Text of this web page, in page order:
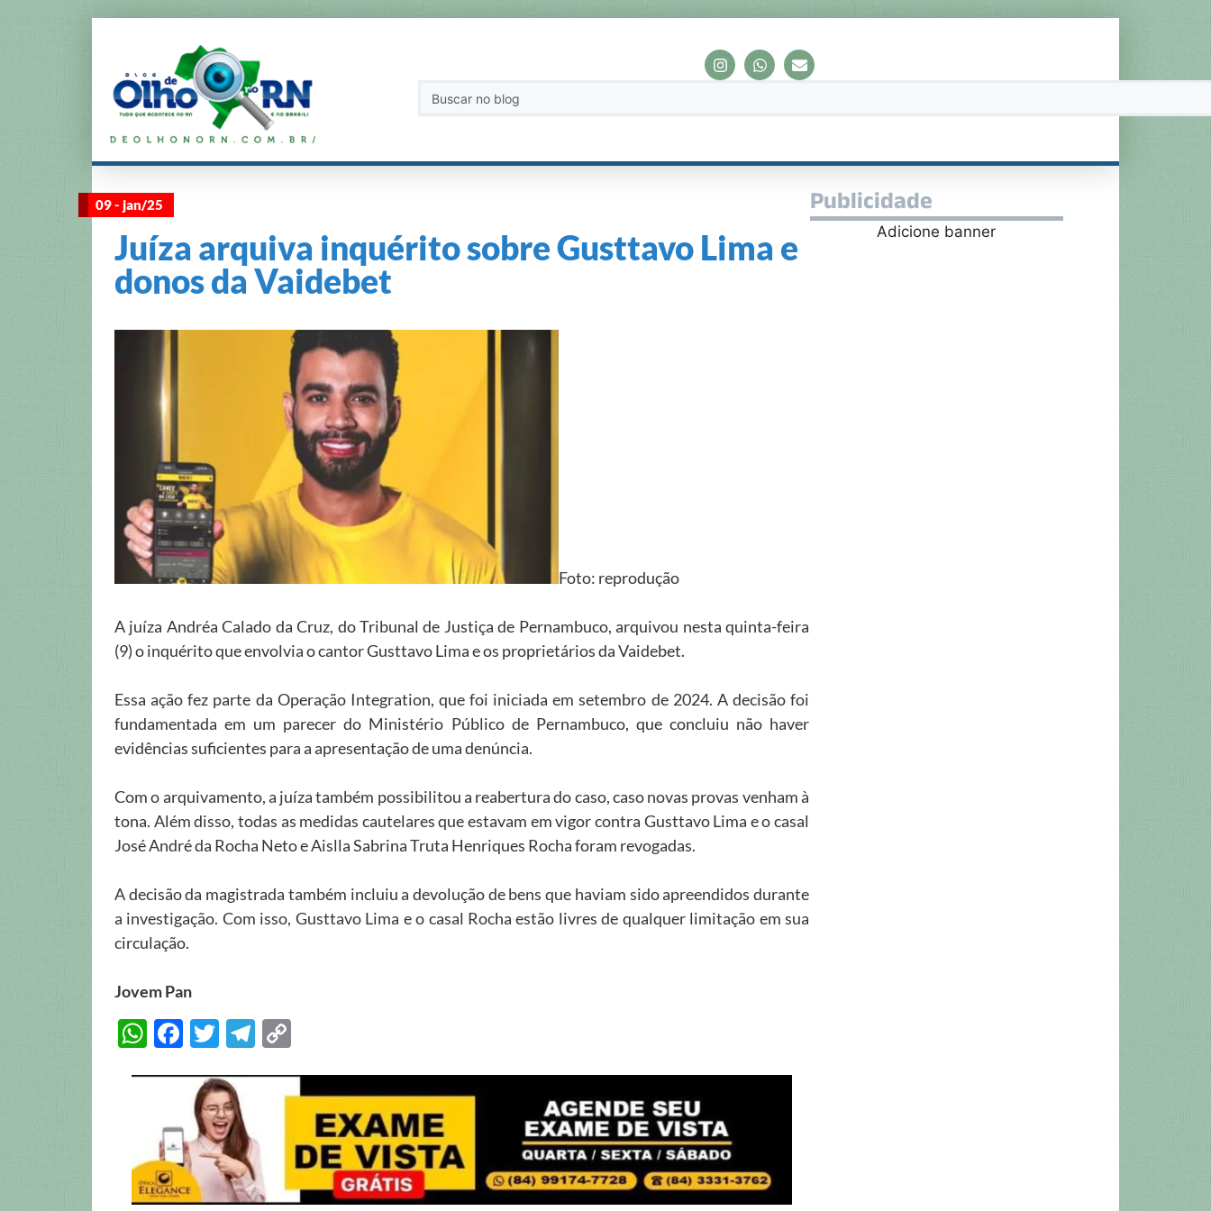
09 - jan/25
Juíza arquiva inquérito sobre Gusttavo Lima e
donos da Vaidebet
Foto: reprodução
A juíza Andréa Calado da Cruz, do Tribunal de Justiça de Pernambuco, arquivou nesta quinta-feira
(9) o inquérito que envolvia o cantor Gusttavo Lima e os proprietários da Vaidebet.
Essa ação fez parte da Operação Integration, que foi iniciada em setembro de 2024. A decisão foi
fundamentada em um parecer do Ministério Público de Pernambuco, que concluiu não haver
evidências suficientes para a apresentação de uma denúncia.
Com o arquivamento, a juíza também possibilitou a reabertura do caso, caso novas provas venham à
tona. Além disso, todas as medidas cautelares que estavam em vigor contra Gusttavo Lima e o casal
José André da Rocha Neto e Aislla Sabrina Truta Henriques Rocha foram revogadas.
A decisão da magistrada também incluiu a devolução de bens que haviam sido apreendidos durante
a investigação. Com isso, Gusttavo Lima e o casal Rocha estão livres de qualquer limitação em sua
circulação.
Jovem Pan
W
A
p
F
e
b
o
o
T
itt
er
T
a
m
p
Li
n
Publicidade
Adicione banner